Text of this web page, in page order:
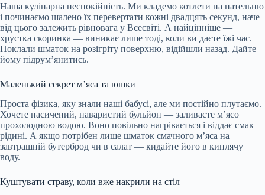
Наша кулінарна неспокійність. Ми кладемо котлети на пательню
і починаємо шалено їх перевертати кожні двадцять секунд, наче
від цього залежить рівновага у Всесвіті. А найцінніше —
хрустка скоринка — виникає лише тоді, коли ви даєте їжі час.
Поклали шматок на розігріту поверхню, відійшли назад. Дайте
йому підрум’янитись.
Маленький секрет м’яса та юшки
Проста фізика, яку знали наші бабусі, але ми постійно плутаємо.
Хочете насичений, наваристий бульйон — заливаєте м’ясо
прохолодною водою. Воно повільно нагрівається і віддає смак
рідині. А якщо потрібен лише шматок смачного м’яса на
завтрашній бутерброд чи в салат — кидайте його в киплячу
воду.
Куштувати страву, коли вже накрили на стіл